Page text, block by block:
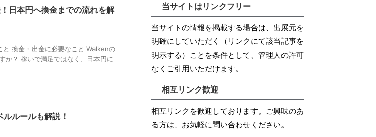
日本円へ換金までの流れを解
換金・出金に必要なこと Walkenの
か？ 稼いで満足ではなく、日本円に
ルールも解説！
当サイトはリンクフリー
当サイトの情報を掲載する場合は、出展元を
明確にしていただく（リンクにて該当記事を
明示する）ことを条件として、管理人の許可
なくご引用いただけます。
相互リンク歓迎
相互リンクを歓迎しております。ご興味のあ
る方は、お気軽に問い合わせください。